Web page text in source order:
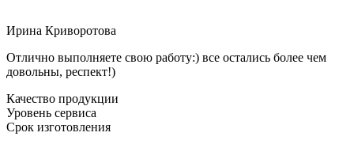
Ирина Криворотова
Отлично выполняете свою работу:) все остались более чем
довольны, респект!)
Качество продукции
Уровень сервиса
Срок изготовления